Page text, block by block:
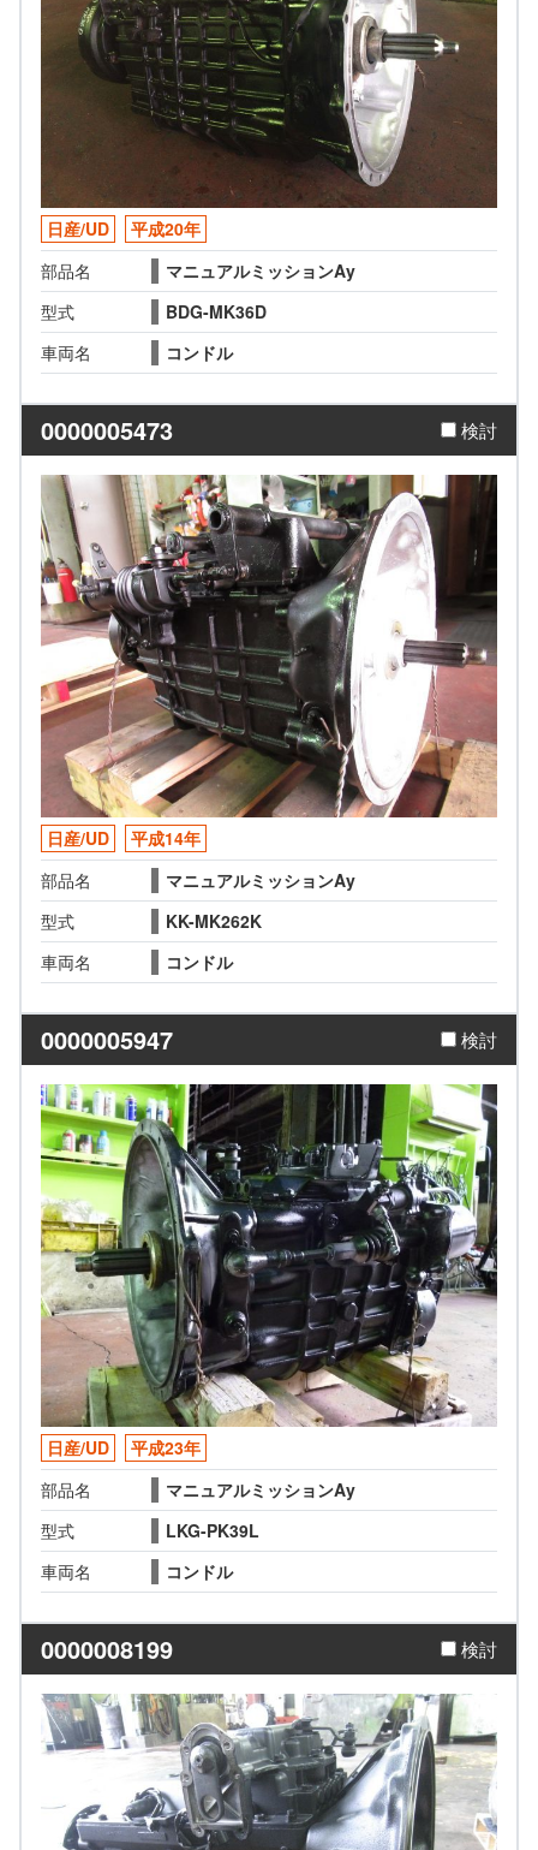
日産/UD
平成20年
部品名
マニュアルミッションAy
型式
BDG-MK36D
車両名
コンドル
0000005473 検討
日産/UD
平成14年
部品名
マニュアルミッションAy
型式
KK-MK262K
車両名
コンドル
0000005947 検討
日産/UD
平成23年
部品名
マニュアルミッションAy
型式
LKG-PK39L
車両名
コンドル
0000008199 検討